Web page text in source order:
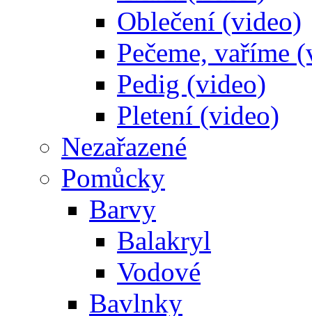
Oblečení (video)
Pečeme, vaříme
Pedig (video)
Pletení (video)
Nezařazené
Pomůcky
Barvy
Balakryl
Vodové
Bavlnky